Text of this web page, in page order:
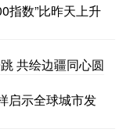
指数”比昨天上升
共绘边疆同心圆
启示全球城市发